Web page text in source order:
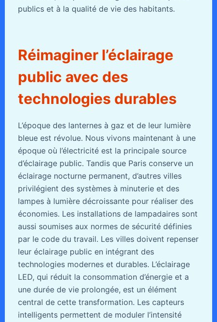
publics et à la qualité de vie des habitants.
Réimaginer l’éclairage
public avec des
technologies durables
L’époque des lanternes à gaz et de leur lumière
bleue est révolue. Nous vivons maintenant à une
époque où l’électricité est la principale source
d’éclairage public. Tandis que Paris conserve un
éclairage nocturne permanent, d’autres villes
privilégient des systèmes à minuterie et des
lampes à lumière décroissante pour réaliser des
économies. Les installations de lampadaires sont
aussi soumises aux normes de sécurité définies
par le code du travail. Les villes doivent repenser
leur éclairage public en intégrant des
technologies modernes et durables. L’éclairage
LED, qui réduit la consommation d’énergie et a
une durée de vie prolongée, est un élément
central de cette transformation. Les capteurs
intelligents permettent de moduler l’intensité